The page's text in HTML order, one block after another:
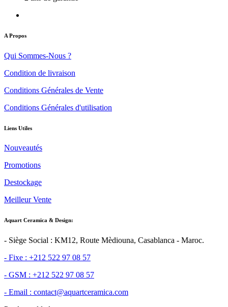
A Propos
Qui Sommes-Nous ?
Condition de livraison
Conditions Générales de Vente
Conditions Générales d'utilisation
Liens Utiles
Nouveautés
Promotions
Destockage
Meilleur Vente
Aquart Ceramica & Design:
- Siège Social : KM12, Route Mèdiouna, Casablanca - Maroc.
- Fixe : +212 522 97 08 57
- GSM : +212 522 97 08 57
- Email : contact@aquartceramica.com